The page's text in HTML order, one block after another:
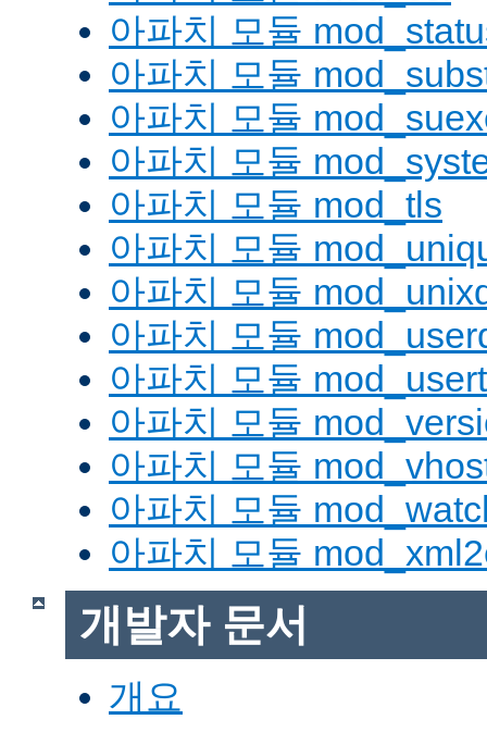
아파치 모듈
아파치 모듈
아파치 모듈
아파치 모듈
아파치 모듈 mod_tls
아파치 모듈
아파치 모듈
아파치 모듈
아파치 모듈
아파치 모듈
아파치 모듈
아파치 모듈
아파치 모듈
개발자 문서
개요